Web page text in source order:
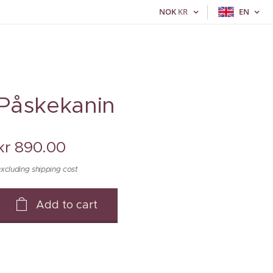
NOK KR EN
890.00
shipping cost
Add to cart